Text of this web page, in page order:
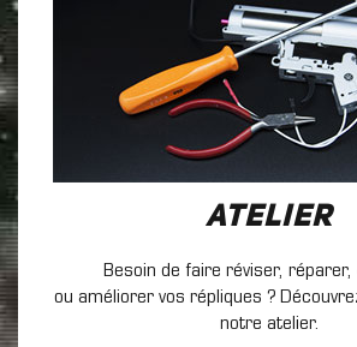
Atelier
Besoin de faire réviser,
ou améliorer vos répliques ?
notre atelier.